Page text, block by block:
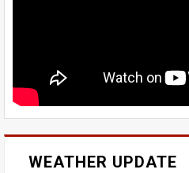
WEATHER UPDATE